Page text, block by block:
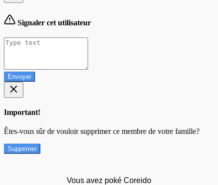
Signaler cet utilisateur
Envoyer
Important!
Êtes-vous sûr de vouloir supprimer ce membre de votre famille?
Supprimer
Vous avez poké Coreido